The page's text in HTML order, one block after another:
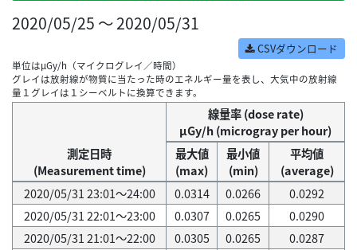
2020/05/25 ～ 2020/05/31
CSVダウンロード
単位はμGy/h（マイクログレイ／時間）
グレイは放射線が物質に当たった時のエネルギー量を表し、大気中の放射線
量１グレイは１シーベルトに換算できます。
測定日時
(Measurement time)
線量率 (dose rate)
μGy/h (microgray per hour)
最大値
(max)
最小値
(min)
平均値
(average)
2020/05/31 23:01～24:00
0.0314 0.0266
0.0292
2020/05/31 22:01～23:00
0.0307 0.0265
0.0290
2020/05/31 21:01～22:00
0.0305 0.0265
0.0287